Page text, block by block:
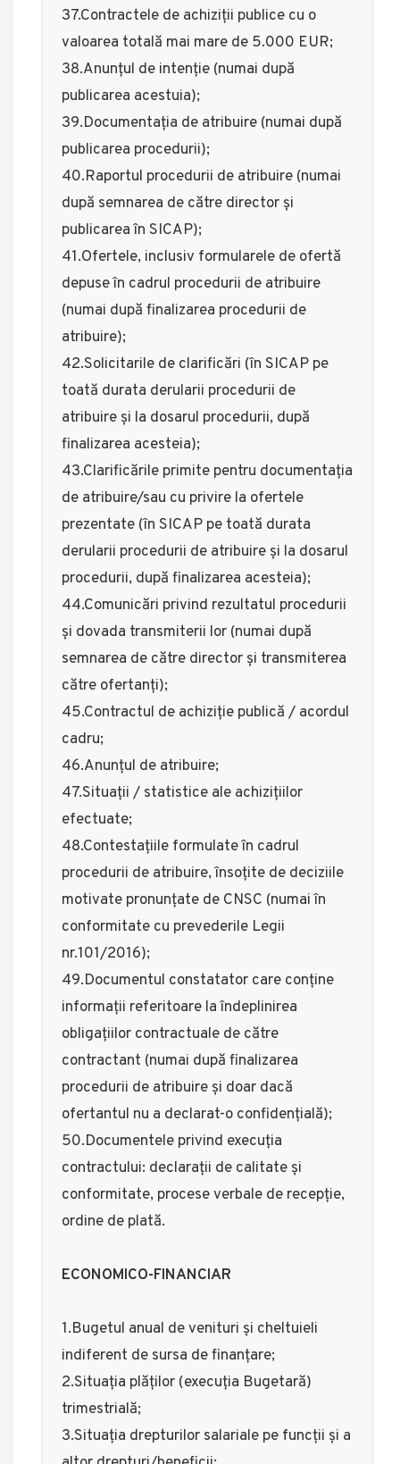
37.Contractele de achiziţii publice cu o
valoarea totală mai mare de 5.000 EUR;
38.Anunțul de intenție (numai după
publicarea acestuia);
39.Documentația de atribuire (numai după
publicarea procedurii);
40.Raportul procedurii de atribuire (numai
după semnarea de către director și
publicarea în SICAP);
41.Ofertele, inclusiv formularele de ofertă
depuse în cadrul procedurii de atribuire
(numai după finalizarea procedurii de
atribuire);
42.Solicitarile de clarificări (în SICAP pe
toată durata derularii procedurii de
atribuire și la dosarul procedurii, după
finalizarea acesteia);
43.Clarificările primite pentru documentația
de atribuire/sau cu privire la ofertele
prezentate (în SICAP pe toată durata
derularii procedurii de atribuire și la dosarul
procedurii, după finalizarea acesteia);
44.Comunicări privind rezultatul procedurii
și dovada transmiterii lor (numai după
semnarea de către director și transmiterea
către ofertanți);
45.Contractul de achiziție publică / acordul
cadru;
46.Anunțul de atribuire;
47.Situații / statistice ale achizițiilor
efectuate;
48.Contestațiile formulate în cadrul
procedurii de atribuire, însoțite de deciziile
motivate pronunțate de CNSC (numai în
conformitate cu prevederile Legii
nr.101/2016);
49.Documentul constatator care conține
informații referitoare la îndeplinirea
obligațiilor contractuale de către
contractant (numai după finalizarea
procedurii de atribuire și doar dacă
ofertantul nu a declarat-o confidențială);
50.Documentele privind execuția
contractului: declarații de calitate și
conformitate, procese verbale de recepție,
ordine de plată.
ECONOMICO-FINANCIAR
1.Bugetul anual de venituri și cheltuieli
indiferent de sursa de finanțare;
2.Situația plăților (execuția Bugetară)
trimestrială;
3.Situația drepturilor salariale pe funcții și a